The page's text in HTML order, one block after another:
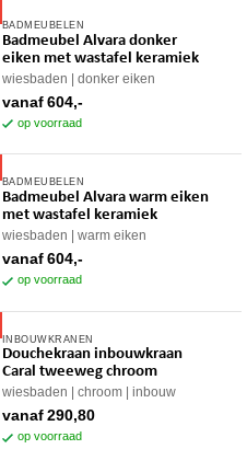
kan
gekozen
worden
op
de
BADMEUBELEN
Badmeubel Alvara donker
eiken met wastafel keramiek
wiesbaden donker eiken
vanaf 604,-
op voorraad
Dit
product
heeft
meerdere
variaties.
kan
gekozen
worden
op
de
BADMEUBELEN
Badmeubel Alvara warm eiken
met wastafel keramiek
wiesbaden warm eiken
vanaf 604,-
op voorraad
Dit
product
heeft
meerdere
variaties.
kan
gekozen
worden
op
de
INBOUWKRANEN
Douchekraan inbouwkraan
Caral tweeweg chroom
wiesbaden chroom inbouw
vanaf 290,80
op voorraad
Dit
product
heeft
meerdere
variaties.